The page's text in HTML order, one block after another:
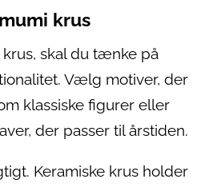
krus
skal du tænke på
Vælg motiver, der
klassiske figurer eller
der passer til årstiden.
Keramiske krus holder